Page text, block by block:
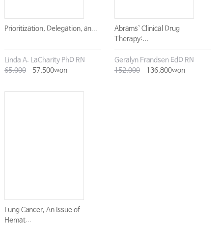
Prioritization, Delegation, an...
Linda A. LaCharity PhD RN
65,000
57,500won
Abrams` Clinical Drug
Therapy:...
Geralyn Frandsen EdD RN
152,000
136,800won
Lung Cancer, An Issue of
Hemat...